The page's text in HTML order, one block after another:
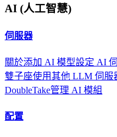
AI (人工智慧)
伺服器
關於添加 AI 模型設定 AI
雙子座使用其他 LLM 伺服
DoubleTake管理 AI 模組
配置